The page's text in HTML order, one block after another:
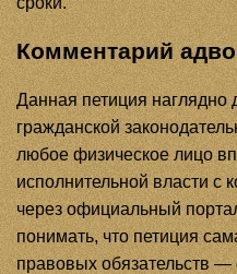
Комментарий
Данная петиция наглядно
гражданской
любое физическое лицо
исполнительной власти с
через официальный
понимать, что петиция
правовых обязательств